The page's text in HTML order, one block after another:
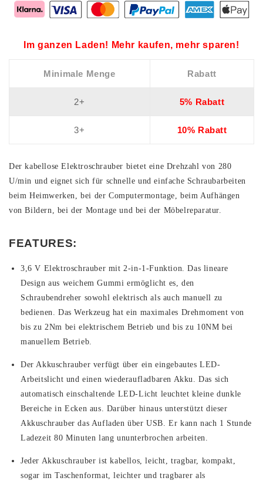
Im ganzen Laden! Mehr kaufen, mehr sparen!
Minimale Menge Rabatt
2+ 5% Rabatt
3+ 10% Rabatt
Der kabellose Elektroschrauber bietet eine Drehzahl von 280
U/min und eignet sich für schnelle und einfache Schraubarbeiten
beim Heimwerken, bei der Computermontage, beim Aufhängen
von Bildern, bei der Montage und bei der Möbelreparatur.
FEATURES:
3,6 V Elektroschrauber mit 2-in-1-Funktion. Das lineare
Design aus weichem Gummi ermöglicht es, den
Schraubendreher sowohl elektrisch als auch manuell zu
bedienen. Das Werkzeug hat ein maximales Drehmoment von
bis zu 2Nm bei elektrischem Betrieb und bis zu 10NM bei
manuellem Betrieb.
Der Akkuschrauber verfügt über ein eingebautes LED-
Arbeitslicht und einen wiederaufladbaren Akku. Das sich
automatisch einschaltende LED-Licht leuchtet kleine dunkle
Bereiche in Ecken aus. Darüber hinaus unterstützt dieser
Akkuschrauber das Aufladen über USB. Er kann nach 1 Stunde
Ladezeit 80 Minuten lang ununterbrochen arbeiten.
Jeder Akkuschrauber ist kabellos, leicht, tragbar, kompakt,
sogar im Taschenformat, leichter und tragbarer als